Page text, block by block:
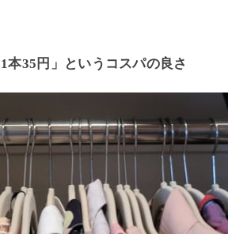
本35円」というコスパの良さ